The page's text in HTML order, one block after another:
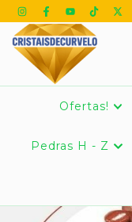
Ofertas!
Pedras H - Z